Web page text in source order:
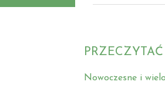
Nowoczesne i